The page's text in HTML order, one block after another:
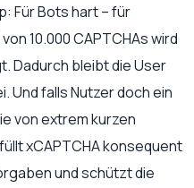
Für Bots hart – für
10.000 CAPTCHAs wird
Dadurch bleibt die User
Und falls Nutzer doch ein
von extrem kurzen
xCAPTCHA konsequent
und schützt die